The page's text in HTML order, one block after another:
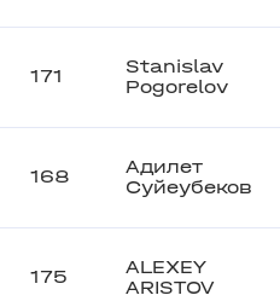
171
Stanislav
Pogorelov
168
Адилет
Суйеубеков
175
ALEXEY
ARISTOV